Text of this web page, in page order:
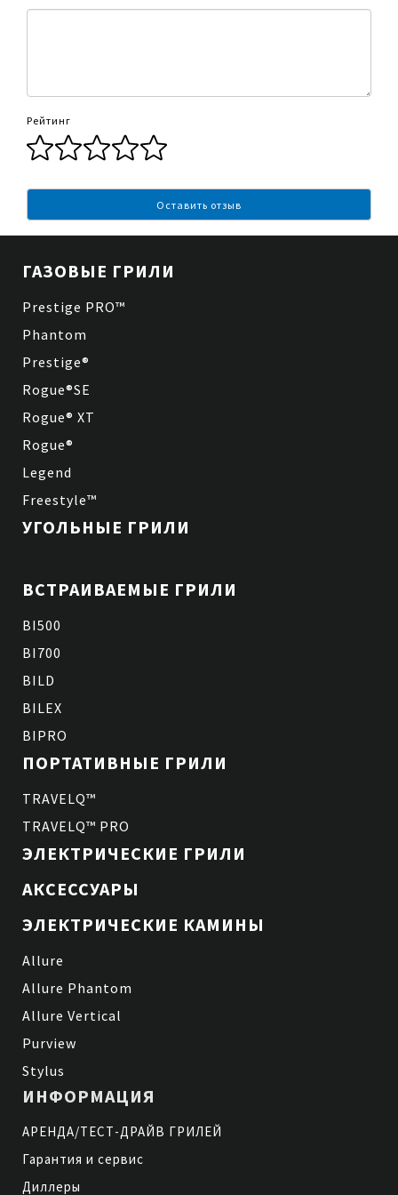
Рейтинг
Оставить отзыв
ГАЗОВЫЕ ГРИЛИ
Prestige PRO™
Phantom
Prestige®
Rogue®SE
Rogue® XT
Rogue®
Legend
Freestyle™
УГОЛЬНЫЕ ГРИЛИ
ВСТРАИВАЕМЫЕ ГРИЛИ
BI500
BI700
BILD
BILEX
BIPRO
ПОРТАТИВНЫЕ ГРИЛИ
TRAVELQ™
TRAVELQ™ PRO
ЭЛЕКТРИЧЕСКИЕ ГРИЛИ
АКСЕССУАРЫ
ЭЛЕКТРИЧЕСКИЕ КАМИНЫ
Allure
Allure Phantom
Allure Vertical
Purview
Stylus
ИНФОРМАЦИЯ
АРЕНДА/ТЕСТ-ДРАЙВ ГРИЛЕЙ
Гарантия и сервис
Диллеры